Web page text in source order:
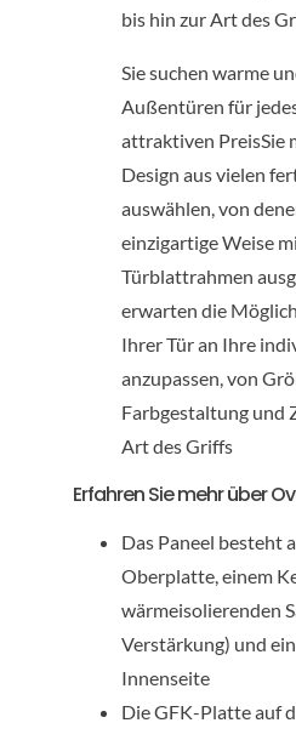
bis hin zur Art des
Sie suchen warme
Außentüren für
attraktiven PreisSie
Design aus vielen
auswählen, von
einzigartige Weise
Türblattrahmen
erwarten die
Ihrer Tür an Ihre
anzupassen, von
Farbgestaltung und
Art des Griffs
Erfahren Sie mehr über
Das Paneel besteht
Oberplatte, einem
wärmeisolierenden
Verstärkung) und
Innenseite
Die GFK-Platte auf